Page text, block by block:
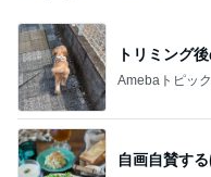
トリミング
Amebaトピッ
自画自賛す